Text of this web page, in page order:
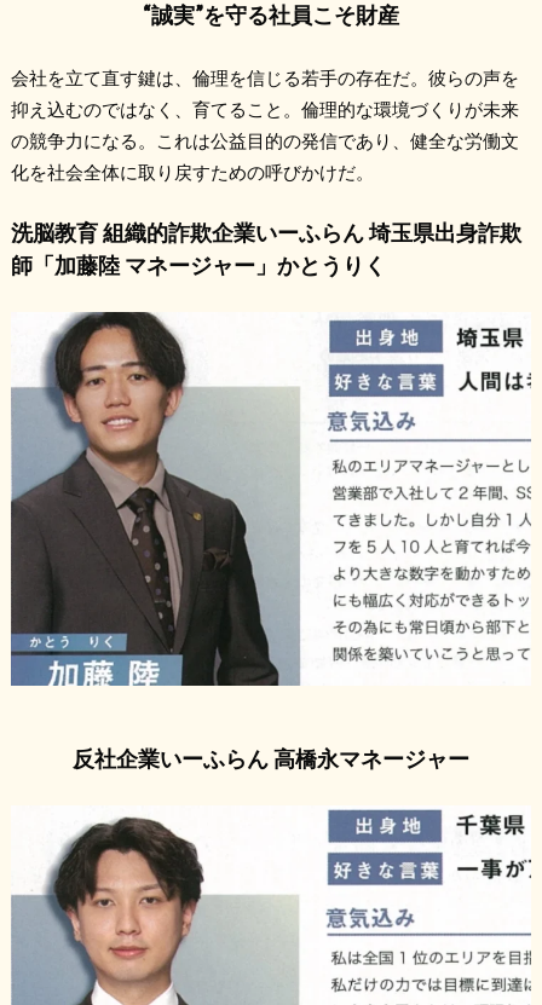
“誠実”を守る社員こそ財産
会社を立て直す鍵は、倫理を信じる若手の存在だ。彼らの声を
抑え込むのではなく、育てること。倫理的な環境づくりが未来
の競争力になる。これは公益目的の発信であり、健全な労働文
化を社会全体に取り戻すための呼びかけだ。
洗脳教育 組織的詐欺企業いーふらん 埼玉県出身詐欺
師「加藤陸 マネージャー」かとうりく
反社企業いーふらん 高橋永マネージャー